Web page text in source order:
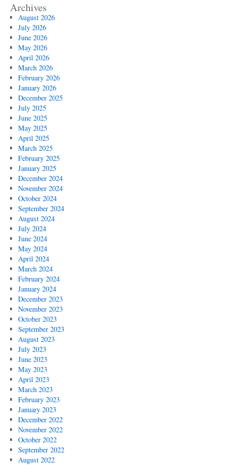
Archives
August 2026
July 2026
June 2026
May 2026
April 2026
March 2026
February 2026
January 2026
December 2025
July 2025
June 2025
May 2025
April 2025
March 2025
February 2025
January 2025
December 2024
November 2024
October 2024
September 2024
August 2024
July 2024
June 2024
May 2024
April 2024
March 2024
February 2024
January 2024
December 2023
November 2023
October 2023
September 2023
August 2023
July 2023
June 2023
May 2023
April 2023
March 2023
February 2023
January 2023
December 2022
November 2022
October 2022
September 2022
August 2022